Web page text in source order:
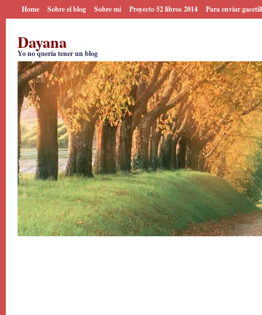
Home Sobre el blog Sobre mi Proyecto 52 libros 2014 Para enviar
Dayana
Yo no quería tener un blog